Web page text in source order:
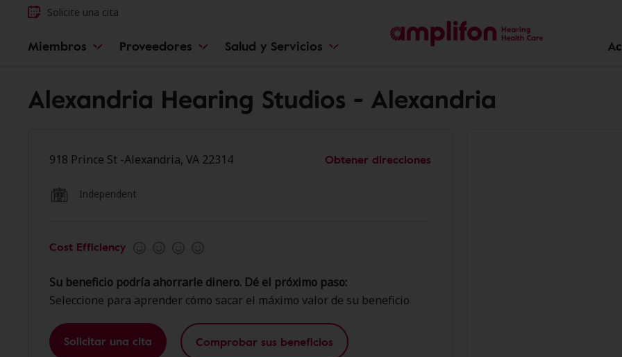
Solicite una cita
Miembros Proveedores Salud y Servicios
Alexandria Hearing Studios - Alexandria
918 Prince St -Alexandria, VA 22314 Obtener direcciones
Independent
Cost Efficiency
Su beneficio podría ahorrarle dinero. Dé el próximo paso:
Seleccione para aprender cómo sacar el máximo valor de su beneficio
Solicitar una cita Comprobar sus beneficios